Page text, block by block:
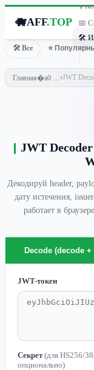
🐗AFF.TOP
🎙
📅
🛠
🛠 Все ⭐
Главная ›JWT
JWT
Декодируй header,
дату истечения,
работает в
Decode (decode
JWT-токен
Секрет(для HS256/
опционально)